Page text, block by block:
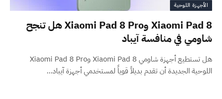
الأجهزة اللوحية
Xiaomi Pad 8 وXiaomi Pad 8 Pro هل تنجح
شاومي في منافسة آيباد
هل تستطيع أجهزة شاومي Xiaomi Pad 8 وXiaomi Pad 8 Pro
اللوحية الجديدة أن تقدم بديلاً قوياً لمستخدمي أجهزة آيباد…